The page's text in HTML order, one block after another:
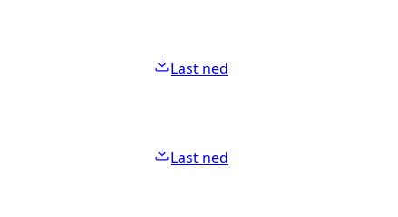
Last ned
Last ned